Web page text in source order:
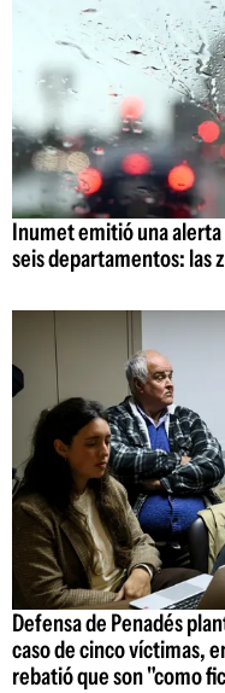
Inumet emitió una
seis departamentos: las
Defensa de Penadés
caso de cinco víctimas,
rebatió que son "como